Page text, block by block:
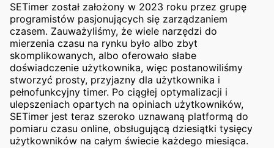
SETimer został założony w 2023 roku przez grupę
programistów pasjonujących się zarządzaniem
czasem. Zauważyliśmy, że wiele narzędzi do
mierzenia czasu na rynku było albo zbyt
skomplikowanych, albo oferowało słabe
doświadczenie użytkownika, więc postanowiliśmy
stworzyć prosty, przyjazny dla użytkownika i
pełnofunkcyjny timer. Po ciągłej optymalizacji i
ulepszeniach opartych na opiniach użytkowników,
SETimer jest teraz szeroko uznawaną platformą do
pomiaru czasu online, obsługującą dziesiątki tysięcy
użytkowników na całym świecie każdego miesiąca.